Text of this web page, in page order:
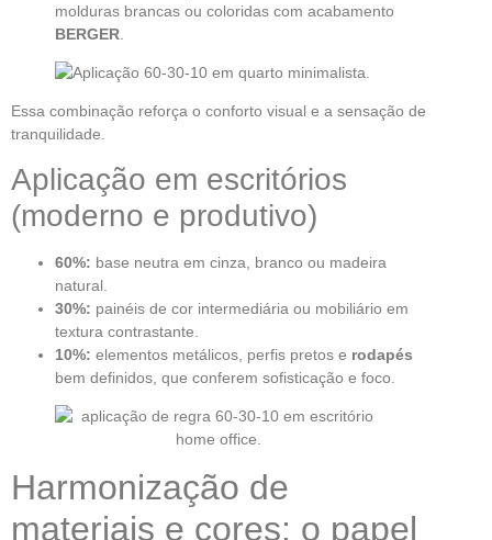
molduras brancas ou coloridas com acabamento
BERGER
Essa combinação reforça o conforto visual e a sensação de
tranquilidade.
Aplicação em escritórios
(moderno e produtivo)
60%: base neutra em cinza, branco ou madeira
natural.
30%: painéis de cor intermediária ou mobiliário em
textura contrastante.
10%: elementos metálicos, perfis pretos e rodapés
bem definidos, que conferem sofisticação e foco.
Harmonização de
materiais e cores: o papel